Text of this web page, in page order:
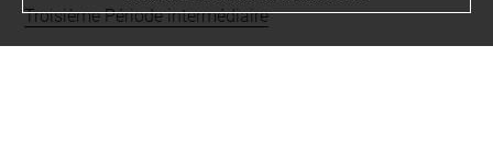
Troisième Période intermédiaire